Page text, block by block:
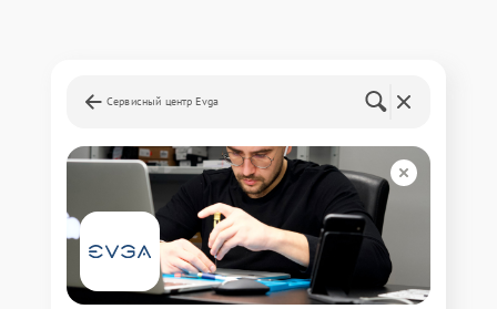
Сервисный центр Evga